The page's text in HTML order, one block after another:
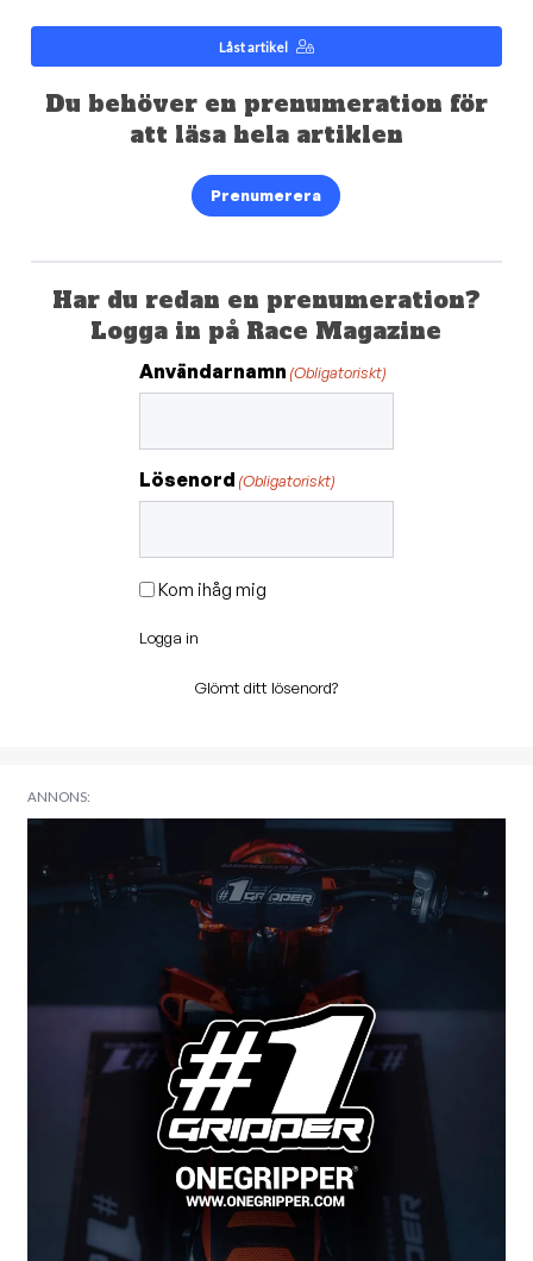
Låst artikel
Du behöver en prenumeration för
att läsa hela artiklen
Prenumerera
Har du redan en prenumeration?
Logga in på Race Magazine
Användarnamn (Obligatoriskt)
Lösenord (Obligatoriskt)
Kom ihåg mig
Logga in
Glömt ditt lösenord?
ANNONS: